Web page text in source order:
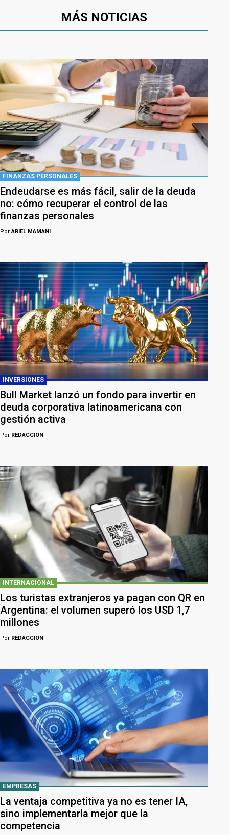
MÁS NOTICIAS
FINANZAS PERSONALES
Endeudarse es más fácil, salir de la deuda
no: cómo recuperar el control de las
finanzas personales
PorARIEL MAMANI
INVERSIONES
Bull Market lanzó un fondo para invertir en
deuda corporativa latinoamericana con
gestión activa
Por REDACCION
INTERNACIONAL
Los turistas extranjeros ya pagan con QR en
Argentina: el volumen superó los USD 1,7
millones
Por REDACCION
EMPRESAS
La ventaja competitiva ya no es tener IA,
sino implementarla mejor que la
competencia